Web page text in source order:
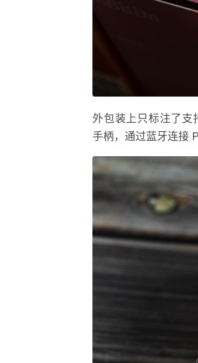
外包装上只标注了支
手柄，通过蓝牙连接